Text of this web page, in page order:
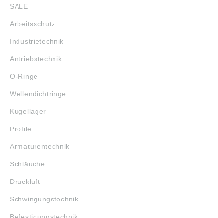
SALE
Arbeitsschutz
Industrietechnik
Antriebstechnik
O-Ringe
Wellendichtringe
Kugellager
Profile
Armaturentechnik
Schläuche
Druckluft
Schwingungstechnik
Befestigungstechnik